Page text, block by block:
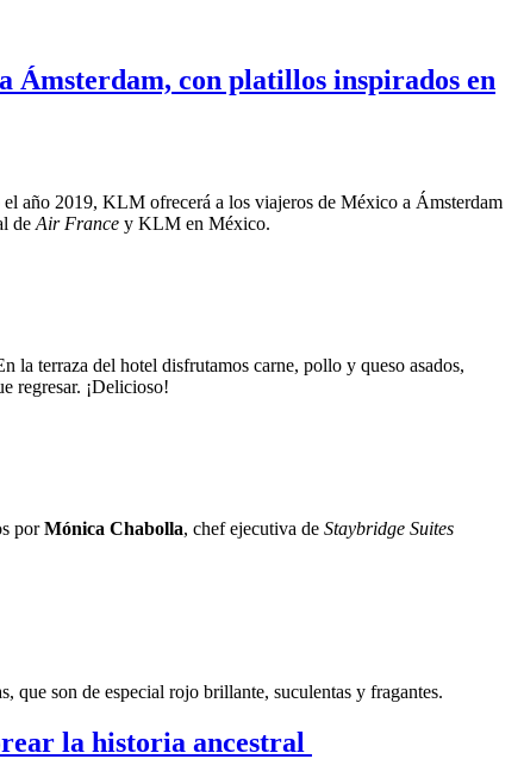
Ámsterdam, con platillos inspirados en
año 2019, KLM ofrecerá a los viajeros de México a Ámsterdam
deAir France y KLM en México.
la terraza del hotel disfrutamos carne, pollo y queso asados,
regresar. ¡Delicioso!
porMónica Chabolla, chef ejecutiva de Staybridge Suites
que son de especial rojo brillante, suculentas y fragantes.
la historia ancestral